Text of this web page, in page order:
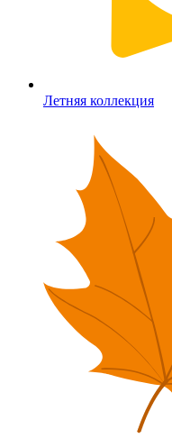
Летняя коллекция